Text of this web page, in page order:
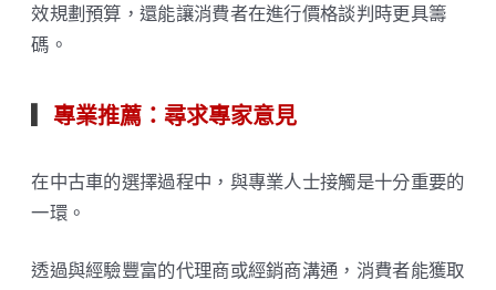
效規劃預算，還能讓消費者在進行價格談判時更具籌
碼。
專業推薦：尋求專家意見
在中古車的選擇過程中，與專業人士接觸是十分重要的
一環。
透過與經驗豐富的代理商或經銷商溝通，消費者能獲取